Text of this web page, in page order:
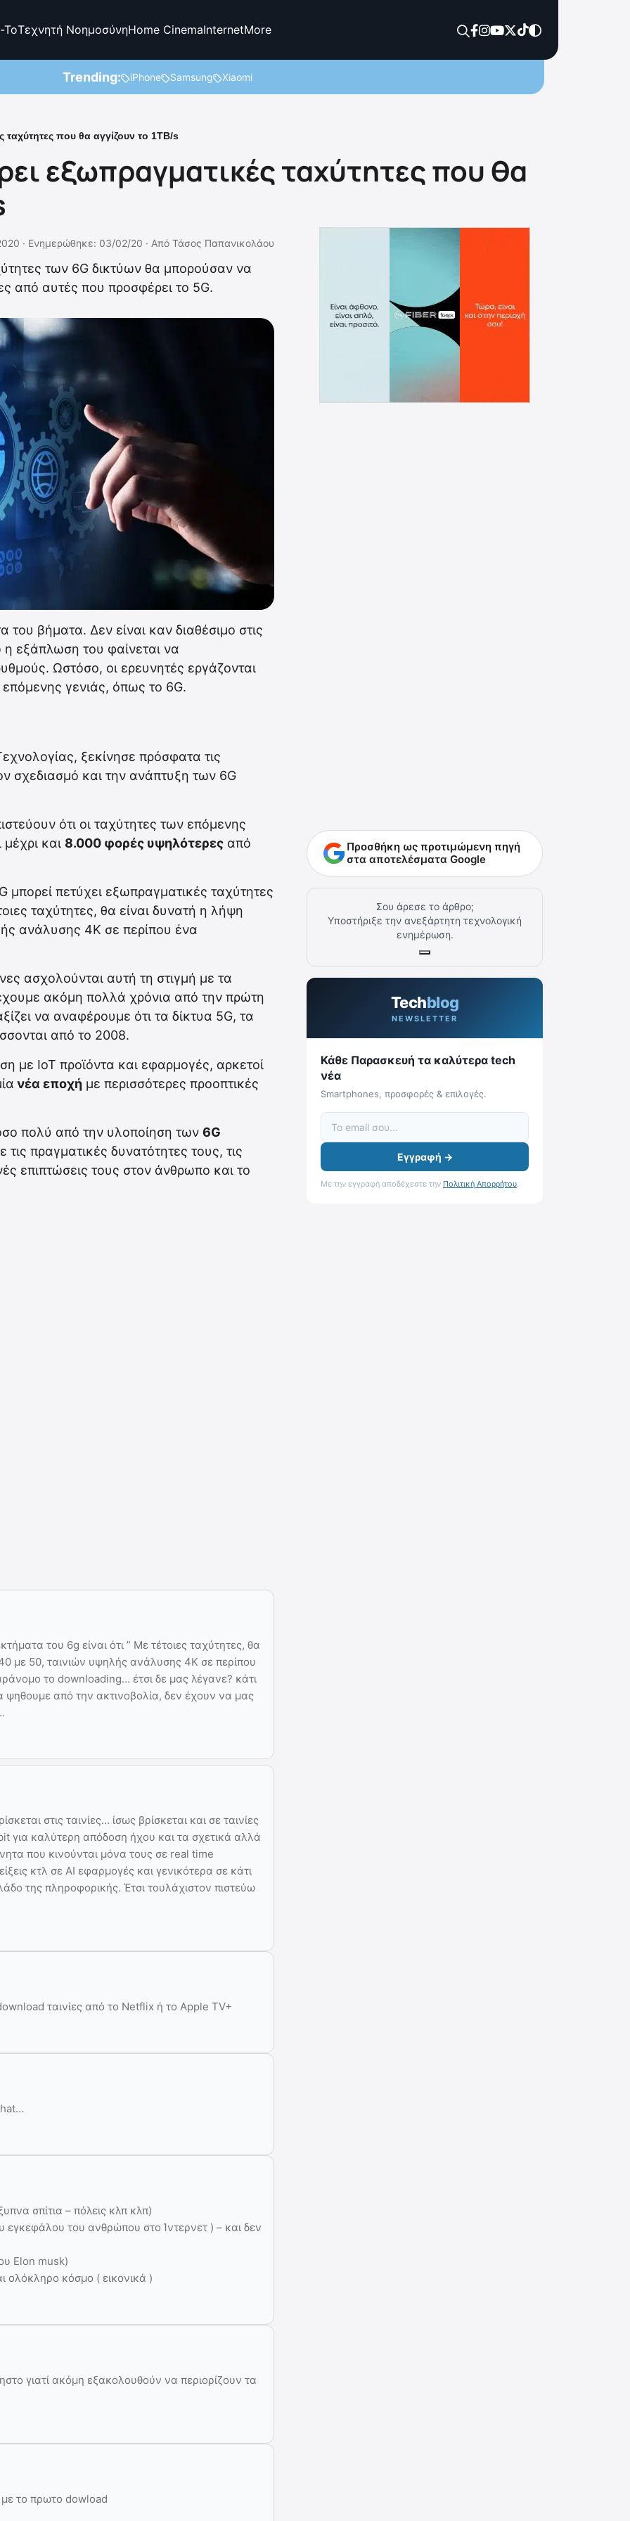
ToΤεχνητή ΝοημοσύνηHome CinemaInternetMore
Trending: iPhone Samsung Xiaomi
που θα αγγίζουν το 1TB/s
εξωπραγματικές ταχύτητες που θα
· Ενημερώθηκε: 03/02/20 · Από Τάσος Παπανικολάου
των 6G δικτύων θα μπορούσαν να
από αυτές που προσφέρει το 5G.
βήματα. Δεν είναι καν διαθέσιμο στις
εξάπλωση του φαίνεται να
Ωστόσο, οι ερευνητές εργάζονται
γενιάς, όπως το 6G.
ξεκίνησε πρόσφατα τις
σχεδιασμό και την ανάπτυξη των 6G
ότι οι ταχύτητες των επόμενης
και 8.000 φορές υψηλότερες από
πετύχει εξωπραγματικές ταχύτητες
ταχύτητες, θα είναι δυνατή η λήψη
ανάλυσης 4K σε περίπου ένα
ασχολούνται αυτή τη στιγμή με τα
ακόμη πολλά χρόνια από την πρώτη
να αναφέρουμε ότι τα δίκτυα 5G, τα
από το 2008.
με IoT προϊόντα και εφαρμογές, αρκετοί
νέα εποχή με περισσότερες προοπτικές
πολύ από την υλοποίηση των 6G
πραγματικές δυνατότητες τους, τις
επιπτώσεις τους στον άνθρωπο και το
του 6g είναι ότι ” Με τέτοιες ταχύτητες, θα
με 50, ταινιών υψηλής ανάλυσης 4K σε περίπου
το downloading… έτσι δε μας λέγανε? κάτι
ψηθουμε από την ακτινοβολία, δεν έχουν να μας
στις ταινίες… ίσως βρίσκεται και σε ταινίες
για καλύτερη απόδοση ήχου και τα σχετικά αλλά
που κινούνται μόνα τους σε real time
κτλ σε ΑΙ εφαρμογές και γενικότερα σε κάτι
της πληροφορικής. Έτσι τουλάχιστον πιστεύω
ταινίες από το Netflix ή το Apple TV+
σπίτια – πόλεις κλπ κλπ)
του ανθρώπου στο Ίντερνετ ) – και δεν
Elon musk)
ολόκληρο κόσμο ( εικονικά )
γιατί ακόμη εξακολουθούν να περιορίζουν τα
το πρωτο dowload
Προσθήκη ως προτιμώμενη πηγή
στα αποτελέσματα Google
Σου άρεσε το άρθρο;
Υποστήριξε την ανεξάρτητη τεχνολογική
ενημέρωση.
Techblog
NEWSLETTER
Κάθε Παρασκευή τα καλύτερα tech
νέα
Smartphones, προσφορές & επιλογές.
Εγγραφή →
Με την εγγραφή αποδέχεστε την Πολιτική Απορρήτου.